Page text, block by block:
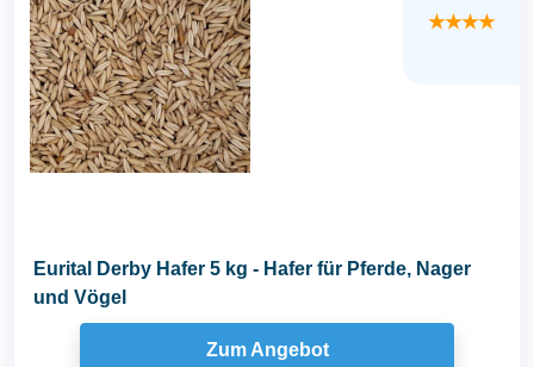
★★★★
Eurital Derby Hafer 5 kg - Hafer für Pferde, Nager
und Vögel
Zum Angebot